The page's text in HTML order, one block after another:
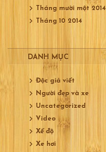
Tháng mười một 2014
Tháng 10 2014
DANH MỤC
Độc giả viết
Người đẹp và xe
Uncategorized
Video
Xế độ
Xe hơi